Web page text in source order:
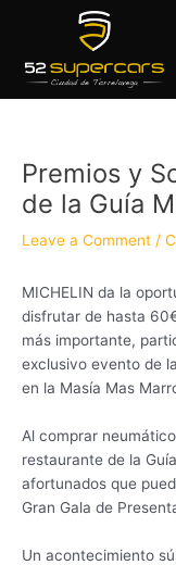
content
Premios y
de la Guía
Leave a Comment /
MICHELIN da la
disfrutar de hasta
más importante,
exclusivo evento de
en la Masía Mas
Al comprar
restaurante de la
afortunados que
Gran Gala de
Un acontecimiento